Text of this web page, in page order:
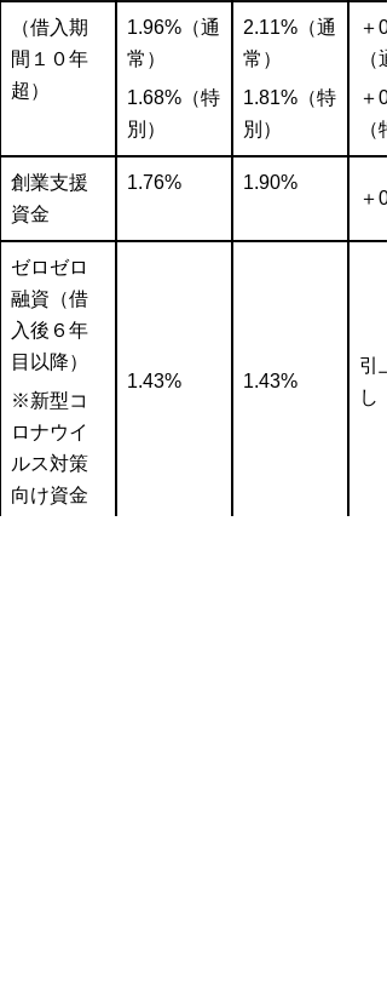
（借入期
間１０年
超）
1.96%（通
常）
1.68%（特
別）
2.11%（通
常）
1.81%（特
別）
＋
（
＋
（
創業支援
資金
1.76% 1.90%
＋
ゼロゼロ
融資（借
入後６年
目以降）
※新型コ
ロナウイ
ルス対策
向け資金
1.43% 1.43%
引
し